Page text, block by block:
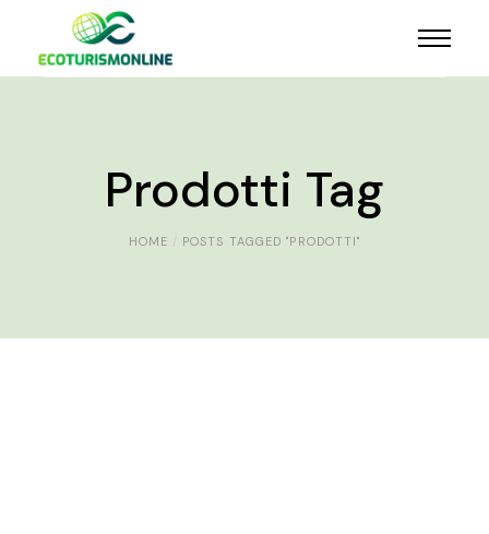
Prodotti Tag
HOME POSTS TAGGED "PRODOTTI"